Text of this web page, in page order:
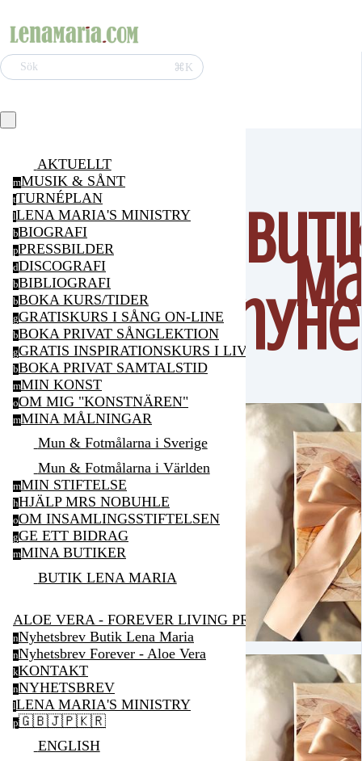
Sök ⌘K
AKTUELLT
mMUSIK & SÅNT
tTURNÉPLAN
lLENA MARIA'S MINISTRY
bBIOGRAFI
pPRESSBILDER
dDISCOGRAFI
bBIBLIOGRAFI
bBOKA KURS/TIDER
gGRATISKURS I SÅNG ON-LINE
bBOKA PRIVAT SÅNGLEKTION
gGRATIS INSPIRATIONSKURS I LIVSGLÄDJE ON-
bBOKA PRIVAT SAMTALSTID
mMIN KONST
oOM MIG "KONSTNÄREN"
mMINA MÅLNINGAR
Mun & Fotmålarna i Sverige
Mun & Fotmålarna i Världen
mMIN STIFTELSE
hHJÄLP MRS NOBUHLE
oOM INSAMLINGSSTIFTELSEN
gGE ETT BIDRAG
mMINA BUTIKER
BUTIK LENA MARIA
ALOE VERA - FOREVER LIVING PRODUCTS
nNyhetsbrev Butik Lena Maria
nNyhetsbrev Forever - Aloe Vera
kKONTAKT
nNYHETSBREV
lLENA MARIA'S MINISTRY
p🇬🇧🇯🇵🇰🇷
ENGLISH